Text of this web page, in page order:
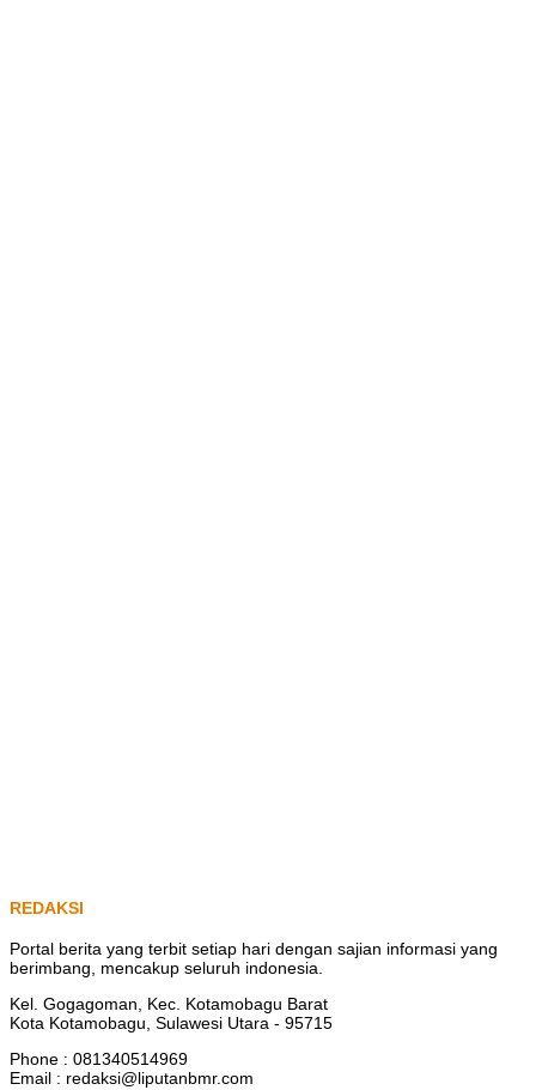
REDAKSI
Portal berita yang terbit setiap hari dengan sajian informasi yang
berimbang, mencakup seluruh indonesia.
Kel. Gogagoman, Kec. Kotamobagu Barat
Kota Kotamobagu, Sulawesi Utara - 95715
Phone : 081340514969
Email : redaksi@liputanbmr.com